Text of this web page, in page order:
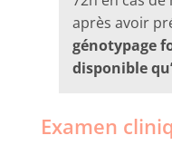
après avoir
génotypage
disponible
Examen